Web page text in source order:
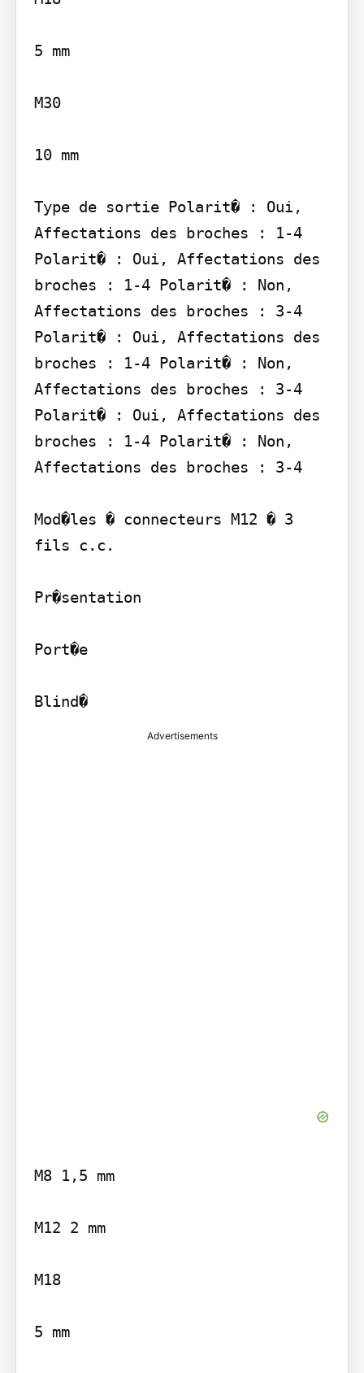
5 mm
M30
10 mm
Type de sortie Polarit� : Oui,
Affectations des broches : 1-4
Polarit� : Oui, Affectations des
broches : 1-4 Polarit� : Non,
Affectations des broches : 3-4
Polarit� : Oui, Affectations des
broches : 1-4 Polarit� : Non,
Affectations des broches : 3-4
Polarit� : Oui, Affectations des
broches : 1-4 Polarit� : Non,
Affectations des broches : 3-4
Mod�les � connecteurs M12 � 3
fils c.c.
Pr�sentation
Port�e
Blind�
Advertisements
M8 1,5 mm
M12 2 mm
M18
5 mm